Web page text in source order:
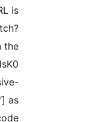
video URL is
watch?
then the
id is EKyirtVHsK0.
use [responsive-
as